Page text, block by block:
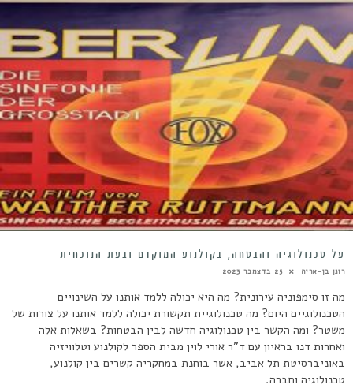
על טכנולוגיה והבטחה, בקולנוע המוקדם ובעת הנוכחית
רונן בן-אריה 25 בדצמבר 2023
מה זו סימפוניה עירונית? מה היא יכולה ללמד אותנו על השינויים
הטכנולוגיים היום? מה טכנולוגיית תקשורת יכולה ללמד אותנו על צורות של
משטר? ומה הקשר בין טכנולוגיה חדשה לבין הבטחות? בשאלות אלה
ואחרות דנו בראיון עם ד"ר אורי לוין מבית הספר לקולנוע וטלוויזיה
באוניברסיטת תל אביב, אשר בוחנת במחקריה קשרים בין קולנוע,
טכנולוגיה וחברה.